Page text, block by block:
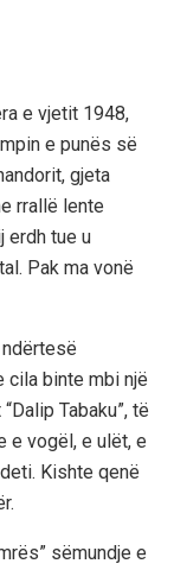
e vjetit 1948,
e punës së
gjeta
rrallë lente
erdh tue u
Pak ma vonë
cila binte mbi një
Tabaku”, të
e vogël, e ulët, e
Kishte qenë
sëmundje e